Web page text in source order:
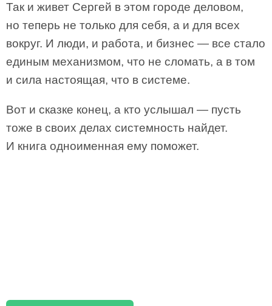
Так и живет Сергей в этом городе деловом,
но теперь не только для себя, а и для всех
вокруг. И люди, и работа, и бизнес — все стало
единым механизмом, что не сломать, а в том
и сила настоящая, что в системе.
Вот и сказке конец, а кто услышал — пусть
тоже в своих делах системность найдет.
И книга одноименная ему поможет.